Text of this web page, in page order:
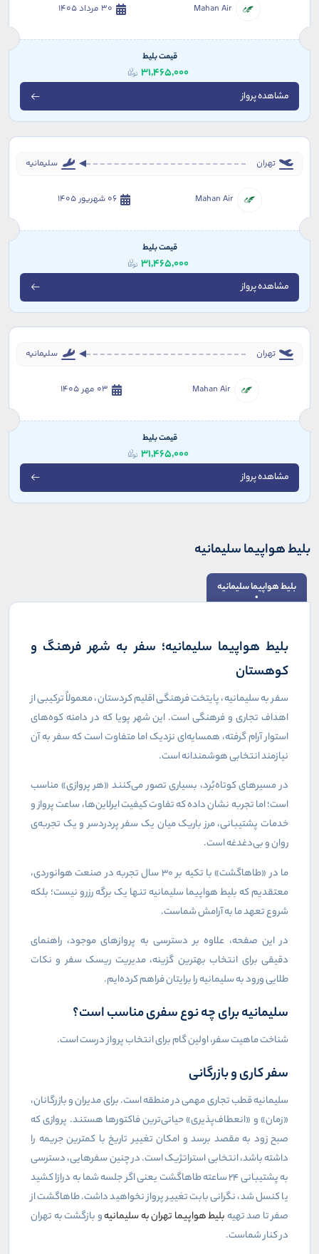
Mahan Air 30 مرداد 1405
قیمت بلیط
31,465,000
مشاهده پرواز
تهران سلیمانیه
Mahan Air 06 شهریور 1405
قیمت بلیط
31,465,000
مشاهده پرواز
تهران سلیمانیه
Mahan Air 03 مهر 1405
قیمت بلیط
31,465,000
مشاهده پرواز
بلیط هواپیما سلیمانیه
بلیط هواپیما سلیمانیه
بلیط هواپیما سلیمانیه؛ سفر به شهر فرهنگ و
کوهستان
سفر به سلیمانیه، پایتخت فرهنگی اقلیم کردستان، معمولاً ترکیبی از
اهداف تجاری و فرهنگی است. این شهر پویا که در دامنه کوه‌های
استوار آرام گرفته، همسایه‌ای نزدیک اما متفاوت است که سفر به آن
نیازمند انتخابی هوشمندانه است.
در مسیرهای کوتاه‌بُرد، بسیاری تصور می‌کنند «هر پروازی» مناسب
است؛ اما تجربه نشان داده که تفاوت کیفیت ایرلاین‌ها، ساعت پرواز و
خدمات پشتیبانی، مرز باریک میان یک سفر پردردسر و یک تجربه‌ی
روان و بی‌دغدغه است.
ما در «طاهاگشت» با تکیه بر ۳۰ سال تجربه در صنعت هوانوردی،
معتقدیم که بلیط هواپیما سلیمانیه تنها یک برگه رزرو نیست؛ بلکه
شروع تعهد ما به آرامش شماست.
در این صفحه، علاوه بر دسترسی به پروازهای موجود، راهنمای
دقیقی برای انتخاب بهترین گزینه، مدیریت ریسک سفر و نکات
طلایی ورود به سلیمانیه را برایتان فراهم کرده‌ایم.
سلیمانیه برای چه نوع سفری مناسب است؟
شناخت ماهیت سفر، اولین گام برای انتخاب پرواز درست است.
سفر کاری و بازرگانی
سلیمانیه قطب تجاری مهمی در منطقه است. برای مدیران و بازرگانان،
«زمان» و «انعطاف‌پذیری» حیاتی‌ترین فاکتورها هستند. پروازی که
صبح زود به مقصد برسد و امکان تغییر تاریخ با کمترین جریمه را
داشته باشد، انتخابی استراتژیک است. در چنین سفرهایی، دسترسی
به پشتیبانی ۲۴ ساعته طاهاگشت یعنی اگر جلسه شما به درازا کشید
یا کنسل شد، نگرانی بابت تغییر پرواز نخواهید داشت. طاهاگشت از
صفر تا صد تهیه بلیط هواپیما تهران به سلیمانیهو بازگشت به تهران
در کنار شماست.